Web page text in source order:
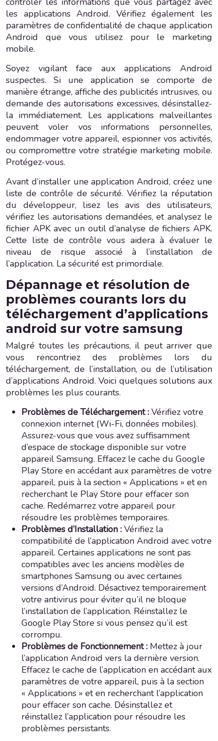
les applications Android. Vérifiez également les
paramètres de confidentialité de chaque application
Android que vous utilisez pour le marketing
mobile.
Soyez vigilant face aux applications Android
suspectes. Si une application se comporte de
manière étrange, affiche des publicités intrusives, ou
demande des autorisations excessives, désinstallez-
la immédiatement. Les applications malveillantes
peuvent voler vos informations personnelles,
endommager votre appareil, espionner vos activités,
ou compromettre votre stratégie marketing mobile.
Protégez-vous.
Avant d’installer une application Android, créez une
liste de contrôle de sécurité. Vérifiez la réputation
du développeur, lisez les avis des utilisateurs,
vérifiez les autorisations demandées, et analysez le
fichier APK avec un outil d’analyse de fichiers APK.
Cette liste de contrôle vous aidera à évaluer le
niveau de risque associé à l’installation de
l’application. La sécurité est primordiale.
Dépannage et résolution de
problèmes courants lors du
téléchargement d’applications
android sur votre samsung
Malgré toutes les précautions, il peut arriver que
vous rencontriez des problèmes lors du
téléchargement, de l’installation, ou de l’utilisation
d’applications Android. Voici quelques solutions aux
problèmes les plus courants.
Problèmes de Téléchargement : Vérifiez votre
connexion internet (Wi-Fi, données mobiles).
Assurez-vous que vous avez suffisamment
d’espace de stockage disponible sur votre
appareil Samsung. Effacez le cache du Google
Play Store en accédant aux paramètres de votre
appareil, puis à la section « Applications » et en
recherchant le Play Store pour effacer son
cache. Redémarrez votre appareil pour
résoudre les problèmes temporaires.
Problèmes d’Installation : Vérifiez la
compatibilité de l’application Android avec votre
appareil. Certaines applications ne sont pas
compatibles avec les anciens modèles de
smartphones Samsung ou avec certaines
versions d’Android. Désactivez temporairement
votre antivirus pour éviter qu’il ne bloque
l’installation de l’application. Réinstallez le
Google Play Store si vous pensez qu’il est
corrompu.
Problèmes de Fonctionnement : Mettez à jour
l’application Android vers la dernière version.
Effacez le cache de l’application en accédant aux
paramètres de votre appareil, puis à la section
« Applications » et en recherchant l’application
pour effacer son cache. Désinstallez et
réinstallez l’application pour résoudre les
problèmes persistants.